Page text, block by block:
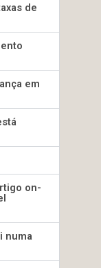
de
em
on-
numa